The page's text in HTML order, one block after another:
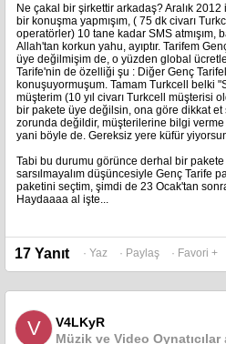
Ne çakal bir şirkettir arkadaş? Aralık
bir konuşma yapmışım, ( 75 dk civarı
operatörler) 10 tane kadar SMS atmışım,
Allah'tan korkun yahu, ayıptır. Tarifem
üye değilmişim de, o yüzden global
Tarife'nin de özelliği şu : Diğer Genç
konuşuyormuşum. Tamam Turkcell belki
müşterim (10 yıl civarı Turkcell müşterisi
bir pakete üye değilsin, ona göre dikkat et
zorunda değildir, müşterilerine bilgi
yani böyle de. Gereksiz yere küfür
Tabi bu durumu görünce derhal bir
sarsılmayalım düşüncesiyle Genç Tarife
paketini seçtim, şimdi de 23 Ocak'tan
Haydaaaa al işte...
17 Yanıt · Yaz · Paylaş · Favori +
V
V4LKyR
Müzik ve Video Oynatıcılar